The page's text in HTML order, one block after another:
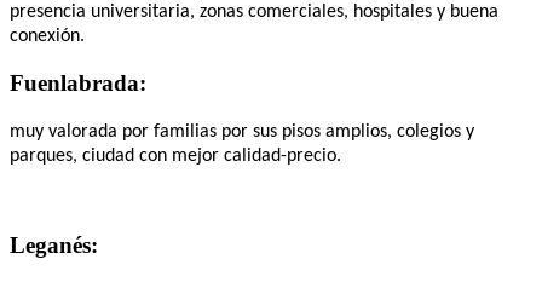
presencia universitaria, zonas comerciales, hospitales y buena
conexión.
Fuenlabrada:
muy valorada por familias por sus pisos amplios, colegios y
parques, ciudad con mejor calidad-precio.
Leganés: